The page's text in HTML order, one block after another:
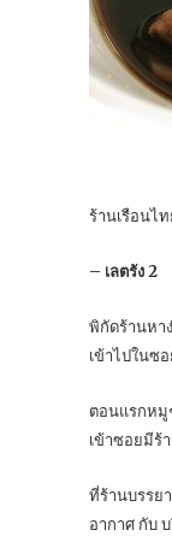
ร้านเรือนไ
– เลตรัง 2
พิกัดร้านหา
เข้าไปในซ
ตอนแรกหมู
เข้าซอยมีร้
ที่ร้านบรรย
อากาศ กับ